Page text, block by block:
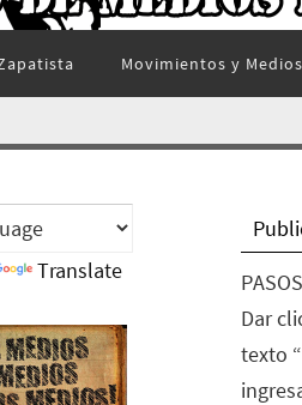
Movimientos y
Translate
Dar
texto